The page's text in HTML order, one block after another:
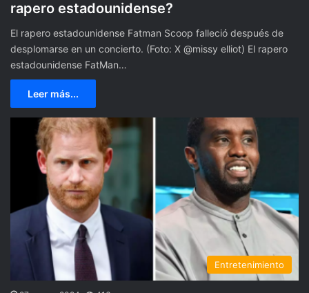
rapero estadounidense?
El rapero estadounidense Fatman Scoop falleció después de
desplomarse en un concierto. (Foto: X @missy elliot) El rapero
estadounidense FatMan…
Leer más...
Entretenimiento